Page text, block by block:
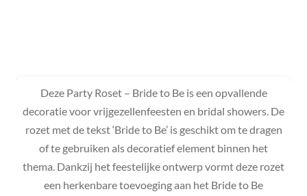
Deze Party Roset – Bride to Be is een opvallende
decoratie voor vrijgezellenfeesten en bridal showers. De
rozet met de tekst ‘Bride to Be’ is geschikt om te dragen
of te gebruiken als decoratief element binnen het
thema. Dankzij het feestelijke ontwerp vormt deze rozet
een herkenbare toevoeging aan het Bride to Be